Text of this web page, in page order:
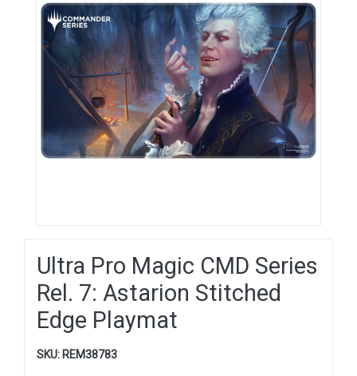
Ultra Pro Magic CMD Series
Rel. 7: Astarion Stitched
Edge Playmat
SKU: REM38783